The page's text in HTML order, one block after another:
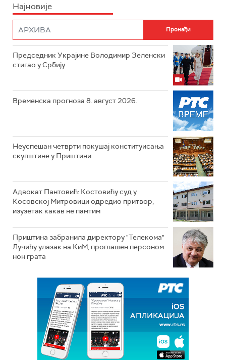
Најновије
Председник Украјине Володимир Зеленски
стигао у Србију
Временска прогноза 8. август 2026.
Неуспешан четврти покушај конституисања
скупштине у Приштини
Адвокат Пантовић: Костовићу суд у
Косовској Митровици одредио притвор,
изузетак какав не памтим
Приштина забранила директору "Телекома"
Лучићу улазак на КиМ, проглашен персоном
нон грата